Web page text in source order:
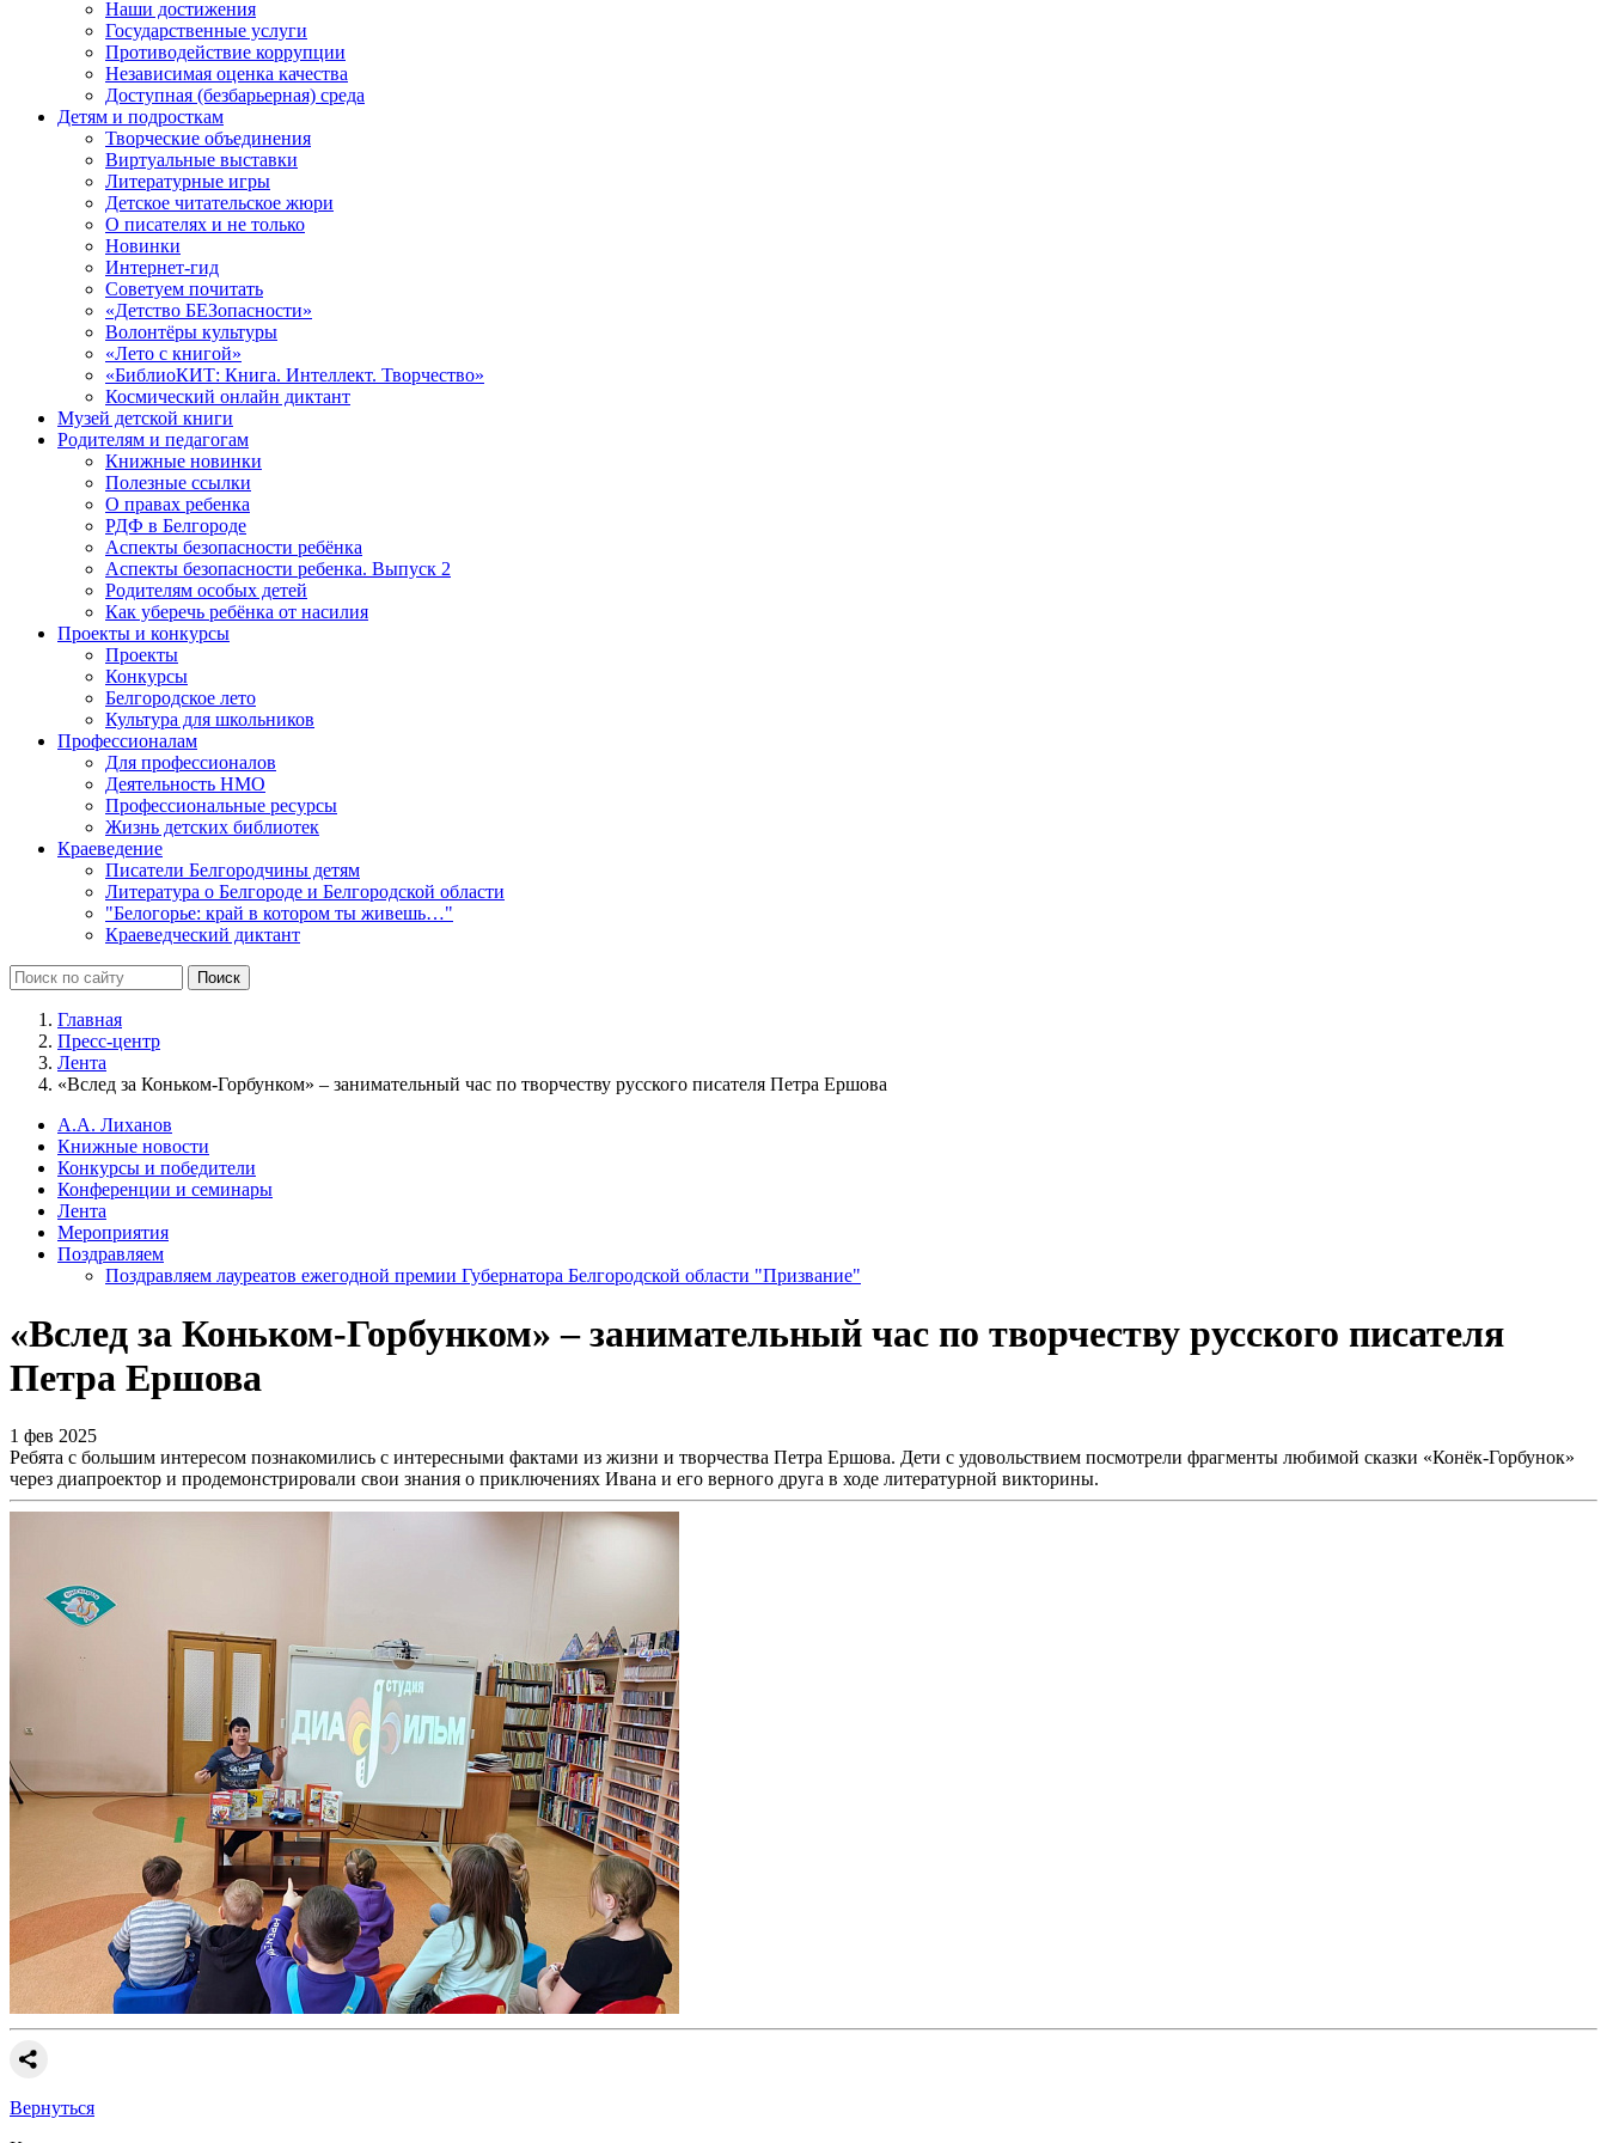
Наши достижения
Государственные услуги
Противодействие коррупции
Независимая оценка качества
Доступная (безбарьерная) среда
Детям и подросткам
Творческие объединения
Виртуальные выставки
Литературные игры
Детское читательское жюри
О писателях и не только
Новинки
Интернет-гид
Советуем почитать
«Детство БЕЗопасности»
Волонтёры культуры
«Лето с книгой»
«БиблиоКИТ: Книга. Интеллект. Творчество»
Космический онлайн диктант
Музей детской книги
Родителям и педагогам
Книжные новинки
Полезные ссылки
О правах ребенка
РДФ в Белгороде
Аспекты безопасности ребёнка
Аспекты безопасности ребенка. Выпуск 2
Родителям особых детей
Как уберечь ребёнка от насилия
Проекты и конкурсы
Проекты
Конкурсы
Белгородское лето
Культура для школьников
Профессионалам
Для профессионалов
Деятельность НМО
Профессиональные ресурсы
Жизнь детских библиотек
Краеведение
Писатели Белгородчины детям
Литература о Белгороде и Белгородской области
"Белогорье: край в котором ты живешь…"
Краеведческий диктант
Главная
Пресс-центр
Лента
«Вслед за Коньком-Горбунком» – занимательный час по творчеству русского писателя Петра Ершова
А.А. Лиханов
Книжные новости
Конкурсы и победители
Конференции и семинары
Лента
Мероприятия
Поздравляем
Поздравляем лауреатов ежегодной премии Губернатора Белгородской области "Призвание"
«Вслед за Коньком-Горбунком» – занимательный час по творчеству русского писателя
Петра Ершова
1 фев 2025
Ребята с большим интересом познакомились с интересными фактами из жизни и творчества Петра Ершова. Дети с удовольствием посмотрели фрагменты любимой сказки «Конёк-Горбунок»
через диапроектор и продемонстрировали свои знания о приключениях Ивана и его верного друга в ходе литературной викторины.
Вернуться